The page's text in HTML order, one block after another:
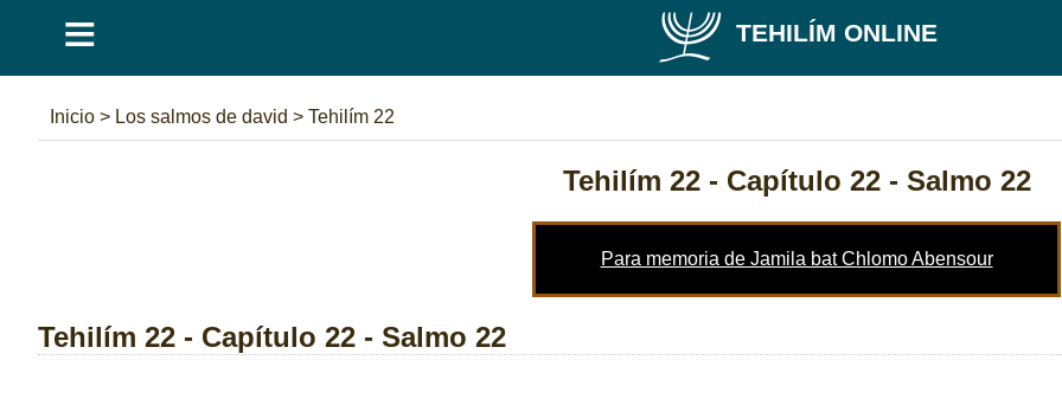
≡ TEHILÍM ONLINE
Inicio > Los salmos de david > Tehilím 22
Tehilím 22- Capítulo 22 - Salmo 22
Para memoria de Jamila bat Chlomo Abensour
Tehilím 22 - Capítulo 22 - Salmo 22